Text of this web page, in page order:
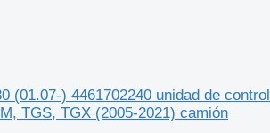
(01.07-) 4461702240 unidad de control
TGS, TGX (2005-2021) camión